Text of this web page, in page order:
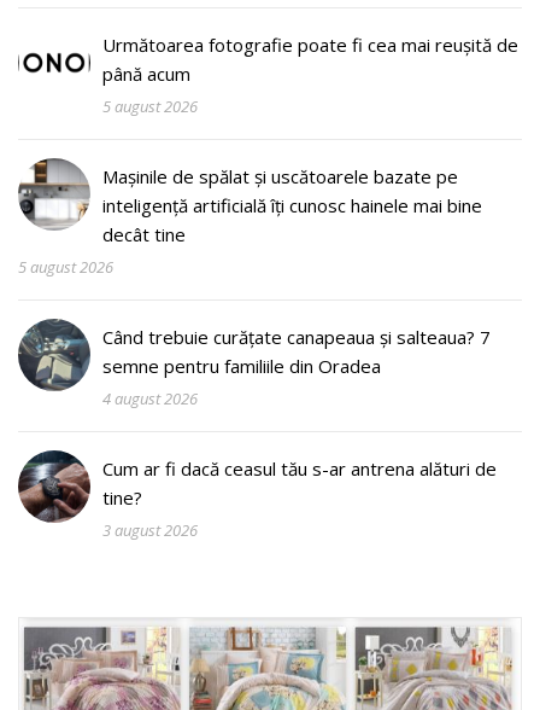
Următoarea fotografie poate fi cea mai reușită de
până acum
5 august 2026
Mașinile de spălat și uscătoarele bazate pe
inteligență artificială îți cunosc hainele mai bine
decât tine
5 august 2026
Când trebuie curățate canapeaua și salteaua? 7
semne pentru familiile din Oradea
4 august 2026
Cum ar fi dacă ceasul tău s-ar antrena alături de
tine?
3 august 2026